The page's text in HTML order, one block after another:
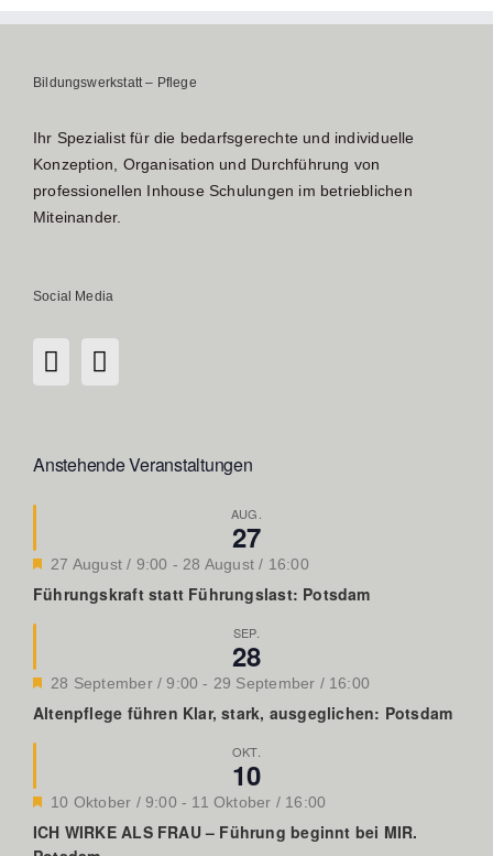
Bildungswerkstatt – Pflege
Ihr Spezialist für die bedarfsgerechte und individuelle
Konzeption, Organisation und Durchführung von
professionellen Inhouse Schulungen im betrieblichen
Miteinander.
Social Media
Anstehende Veranstaltungen
AUG.
27
Hervorgehoben
27 August / 9:00 - 28 August / 16:00
Führungskraft statt Führungslast: Potsdam
SEP.
28
Hervorgehoben
28 September / 9:00 - 29 September / 16:00
Altenpflege führen Klar, stark, ausgeglichen: Potsdam
OKT.
10
Hervorgehoben
10 Oktober / 9:00 - 11 Oktober / 16:00
ICH WIRKE ALS FRAU – Führung beginnt bei MIR.